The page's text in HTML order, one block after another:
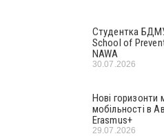
Студентка
School of
NAWA
30.07.2026
Нові горизонти
мобільності в
Erasmus+
29.07.2026